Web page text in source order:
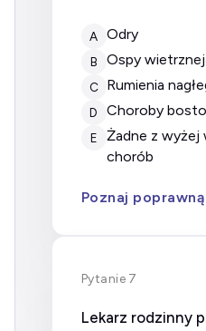
A odry
B ospy wietrznej
C rumienia
D choroby
E
żadne z wyżej wymienionych
chorób
Poznaj
Pytanie 7
Lekarz rodzinny